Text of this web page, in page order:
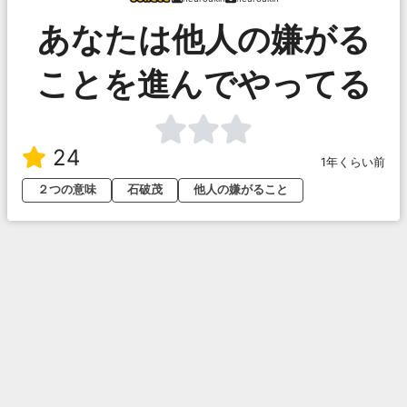
あなたは他人の嫌がる
ことを進んでやってる
24
1年くらい前
２つの意味
石破茂 他人の嫌がること